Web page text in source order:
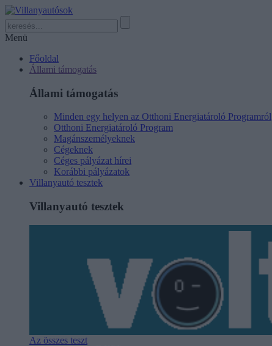
Menü
Főoldal
Állami támogatás
Állami támogatás
Minden egy helyen az Otthoni Energiatároló Programról
Otthoni Energiatároló Program
Magánszemélyeknek
Cégeknek
Céges pályázat hírei
Korábbi pályázatok
Villanyautó tesztek
Villanyautó tesztek
Az összes teszt